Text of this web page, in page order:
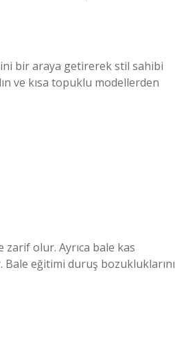
bir araya getirerek stil sahibi
ve kısa topuklu modellerden
zarif olur. Ayrıca bale kas
Bale eğitimi duruş bozukluklarını